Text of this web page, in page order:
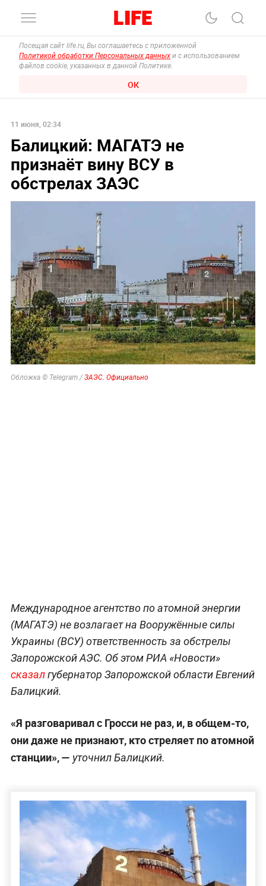
Посещая сайт life.ru, Вы соглашаетесь с приложенной
Политикой обработки Персональных данных и с использованием
файлов cookie, указанных в данной Политике.
ОК
11 июня, 02:34
Балицкий: МАГАТЭ не
признаёт вину ВСУ в
обстрелах ЗАЭС
Обложка © Telegram /ЗАЭС. Официально
Международное агентство по атомной энергии
(МАГАТЭ) не возлагает на Вооружённые силы
Украины (ВСУ) ответственность за обстрелы
Запорожской АЭС. Об этом РИА «Новости»
сказалгубернатор Запорожской области Евгений
Балицкий.
«Я разговаривал с Гросси не раз, и, в общем-то,
они даже не признают, кто стреляет по атомной
станции», — уточнил Балицкий.